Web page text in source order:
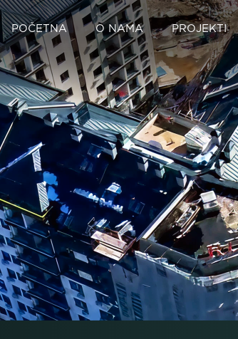
POČETNA O NAMA PROJEKTI